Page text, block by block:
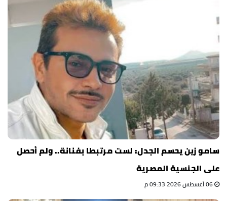
سامو زين يحسم الجدل: لست مرتبطا بفنانة.. ولم أحصل
على الجنسية المصرية